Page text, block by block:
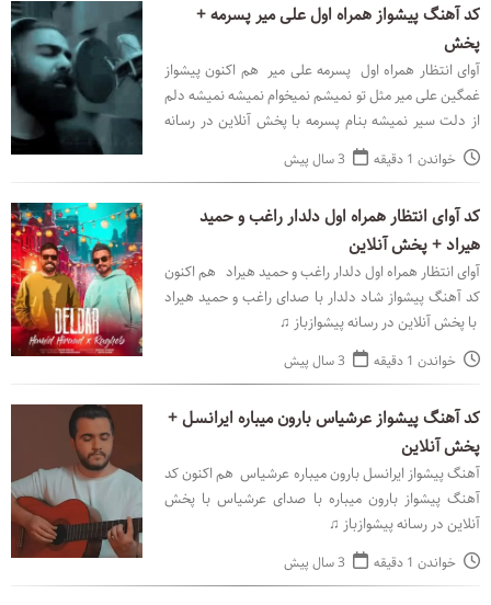
کد آهنگ پیشواز همراه اول علی میر پسرمه +
پخش
آوای انتظار همراه اول پسرمه علی میر هم اکنون پیشواز
غمگین علی میر مثل تو نمیشم نمیخوام نمیشه نمیشه دلم
از دلت سیر نمیشه بنام پسرمه با پخش آنلاین در رسانه
پیشوازباز ♫
خواندن 1 دقیقه 3 سال پیش
کد آوای انتظار همراه اول دلدار راغب و حمید
هیراد + پخش آنلاین
آوای انتظار همراه اول دلدار راغب و حمید هیراد هم اکنون
کد آهنگ پیشواز شاد دلدار با صدای راغب و حمید هیراد
با پخش آنلاین در رسانه پیشوازباز ♫
خواندن 1 دقیقه 3 سال پیش
کد آهنگ پیشواز عرشیاس بارون میباره ایرانسل +
پخش آنلاین
آهنگ پیشواز ایرانسل بارون میباره عرشیاس هم اکنون کد
آهنگ پیشواز بارون میباره با صدای عرشیاس با پخش
آنلاین در رسانه پیشوازباز ♫
خواندن 1 دقیقه 3 سال پیش